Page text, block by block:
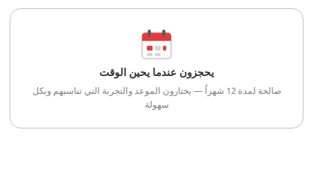
يحجزون عندما يحين الوقت
صالحة لمدة 12 شهراً — يختارون الموعد والتجربة التي تناسبهم وبكل
سهولة